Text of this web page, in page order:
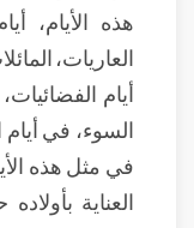
هذه الأيام،
العاريات،
أيام
السوء، في
في مثل هذه
العناية